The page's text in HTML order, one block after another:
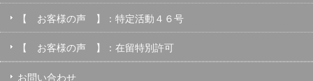
【 お客様の声 】：特定活動４６号
【 お客様の声 】：在留特別許可
お問い合わせ